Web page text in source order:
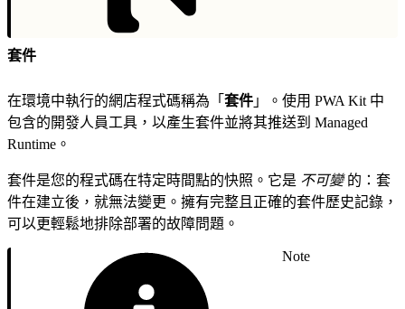
套件
在環境中執行的網店程式碼稱為「 套件 」。使用 PWA Kit 中
包含的開發人員工具，以產生套件並將其推送到 Managed
Runtime。
套件是您的程式碼在特定時間點的快照。它是 不可變的：套
件在建立後，就無法變更。擁有完整且正確的套件歷史記錄，
可以更輕鬆地排除部署的故障問題。
Note